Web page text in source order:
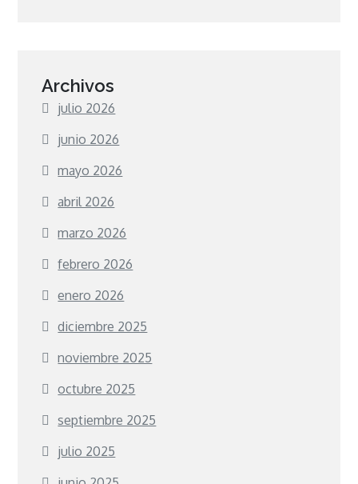
Archivos
julio 2026
junio 2026
mayo 2026
abril 2026
marzo 2026
febrero 2026
enero 2026
diciembre 2025
noviembre 2025
octubre 2025
septiembre 2025
julio 2025